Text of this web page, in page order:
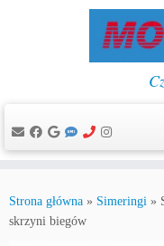
do
treści
Strona główna » Simeringi »
skrzyni biegów